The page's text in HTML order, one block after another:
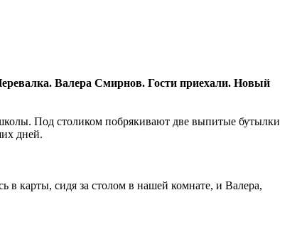
Валера Смирнов. Гости приехали. Новый
Под столиком побрякивают две выпитые бутылки
дней.
карты, сидя за столом в нашей комнате, и Валера,